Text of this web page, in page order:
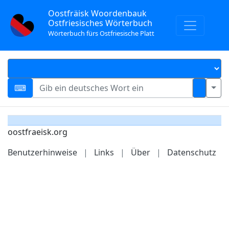
Oostfräisk Woordenbauk
Ostfriesisches Wörterbuch
Wörterbuch fürs Ostfriesische Platt
oostfraeisk.org
Benutzerhinweise
| Links | Über | Datenschutz